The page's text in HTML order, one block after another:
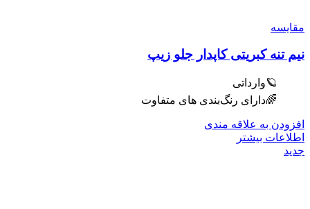
مقایسه
نیم تنه کبریتی کاپدار جلو زیپ
🪐وارداتی
🌈دارای رنگ‌بندی های متفاوت
افزودن به علاقه مندی
اطلاعات بیشتر
جدید